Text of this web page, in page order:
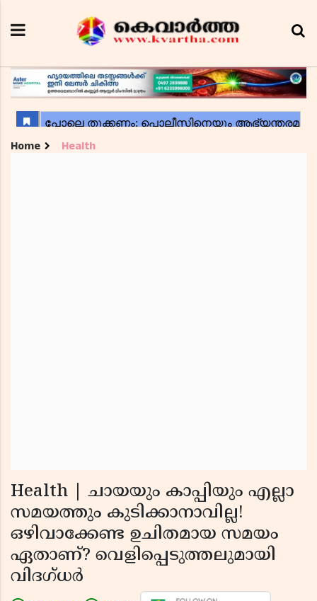
Home Health
Health | ചായയും കാപ്പിയും എല്ലാ
സമയത്തും കുടിക്കാനാവില്ല!
ഒഴിവാക്കേണ്ട ഉചിതമായ സമയം
ഏതാണ്? വെളിപ്പെടുത്തലുമായി
വിദഗ്ധര്‍